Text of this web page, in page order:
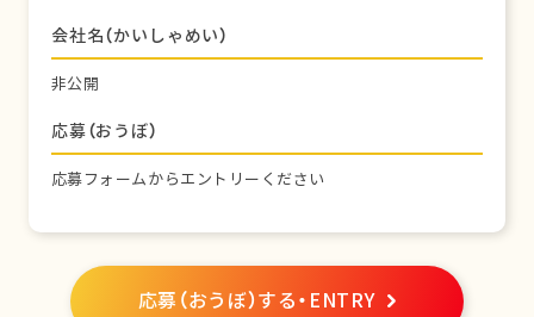
会社名（かいしゃめい）
非公開
応募（おうぼ）
応募フォームからエントリーください
応募（おうぼ）する・ENTRY